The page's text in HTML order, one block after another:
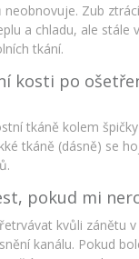
Zub
a chladu, ale stále
tkání.
kosti po
tkáně kolem
tkáně (dásně) se
pokud mi
kvůli zánětu
kanálu. Pokud